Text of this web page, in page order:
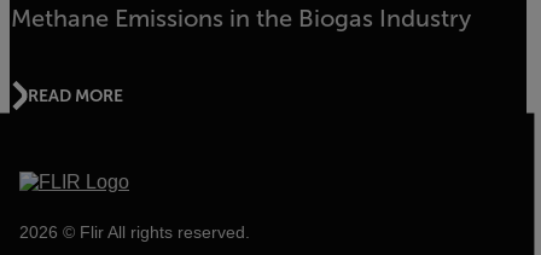
Methane Emissions in the Biogas Industry
READ MORE
2026 © Flir All rights reserved.